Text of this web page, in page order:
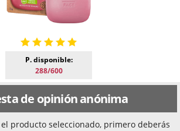
P. disponible:
288/600
de opinión anónima
producto seleccionado, primero deberás